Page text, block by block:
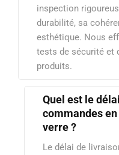
inspection
durabilité, sa
esthétique. Nous
tests de sécurité et
produits.
Quel est le
commandes
verre ?
Le délai de